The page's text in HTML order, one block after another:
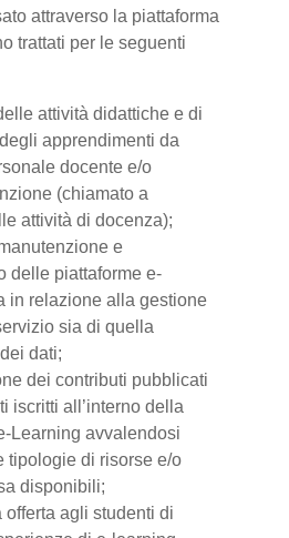
attraverso la piattaforma
trattati per le seguenti
attività didattiche e di
apprendimenti da
docente e/o
(chiamato a
attività di docenza);
e
delle piattaforme e-
in relazione alla gestione
sia di quella
dati;
dei contributi pubblicati
iscritti all’interno della
Learning avvalendosi
tipologie di risorse e/o
disponibili;
offerta agli studenti di